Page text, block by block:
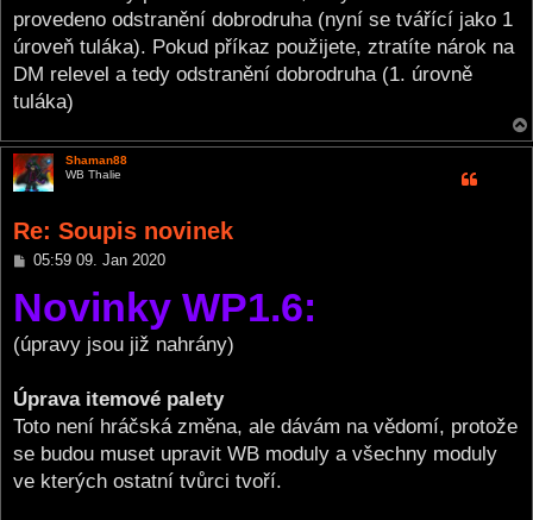
provedeno odstranění dobrodruha (nyní se tvářící jako 1
úroveň tuláka). Pokud příkaz použijete, ztratíte nárok na
DM relevel a tedy odstranění dobrodruha (1. úrovně
tuláka)
Shaman88
WB Thalie
Re: Soupis novinek
P
s
t
05:59 09. Jan 2020
Novinky WP1.6:
(úpravy jsou již nahrány)
Úprava itemové palety
Toto není hráčská změna, ale dávám na vědomí, protože
se budou muset upravit WB moduly a všechny moduly
ve kterých ostatní tvůrci tvoří.